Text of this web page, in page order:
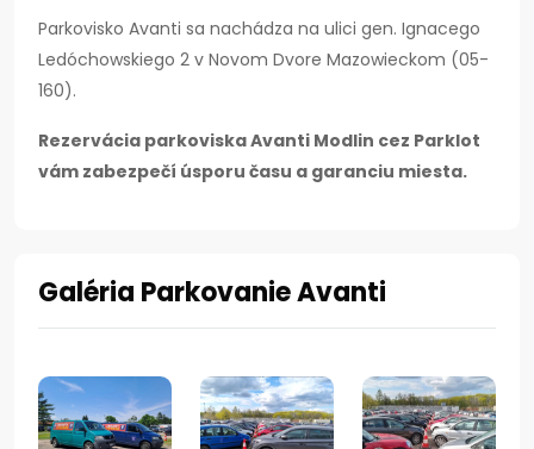
Parkovisko Avanti sa nachádza na ulici gen. Ignacego
Ledóchowskiego 2 v Novom Dvore Mazowieckom (05-
160).
Rezervácia parkoviska Avanti Modlin cez Parklot
vám zabezpečí úsporu času a garanciu miesta.
Galéria Parkovanie Avanti